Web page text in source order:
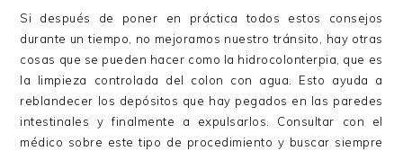
Si después de poner en práctica todos estos consejos
durante un tiempo, no mejoramos nuestro tránsito, hay otras
cosas que se pueden hacer como la hidrocolonterpia, que es
la limpieza controlada del colon con agua. Esto ayuda a
reblandecer los depósitos que hay pegados en las paredes
intestinales y finalmente a expulsarlos. Consultar con el
médico sobre este tipo de procedimiento y buscar siempre